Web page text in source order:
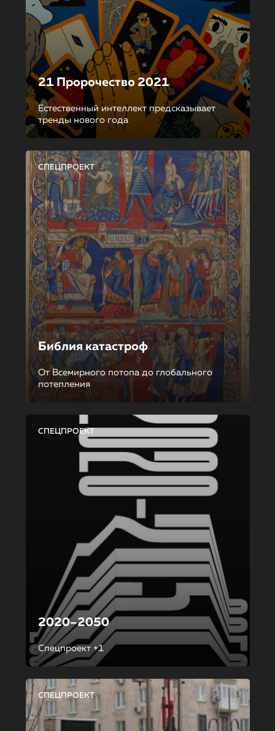
21 Пророчество 2021
Естественный интеллект предсказывает
тренды нового года
СПЕЦПРОЕКТ
Библия катастроф
От Всемирного потопа до глобального
потепления
СПЕЦПРОЕКТ
2020–2050
Спецпроект +1
СПЕЦПРОЕКТ